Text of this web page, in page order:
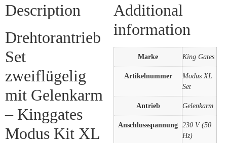
Description
Drehtorantrieb
Set
zweiflügelig
mit Gelenkarm
– Kinggates
Modus Kit XL
Additional
information
Marke King Gates
Artikelnummer
Modus XL
Set
Antrieb Gelenkarm
Anschlussspannung 230 V (50
Hz)